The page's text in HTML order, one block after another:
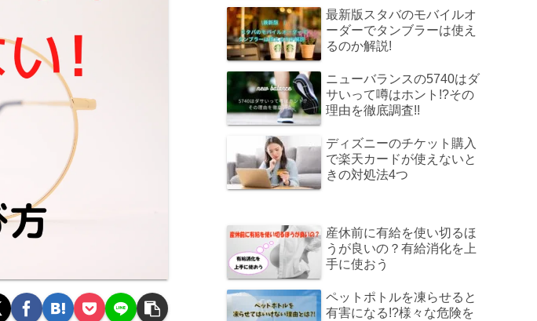
最新版スタバのモバイルオ
ーダーでタンブラーは使え
るのか解説!
ニューバランスの5740はダ
サいって噂はホント!?その
理由を徹底調査!!
ディズニーのチケット購入
で楽天カードが使えないと
きの対処法4つ
産休前に有給を使い切るほ
うが良いの？有給消化を上
手に使おう
ペットポトルを凍らせると
有害になる!?様々な危険を